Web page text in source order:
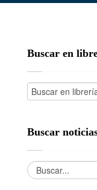
Buscar en
Buscar